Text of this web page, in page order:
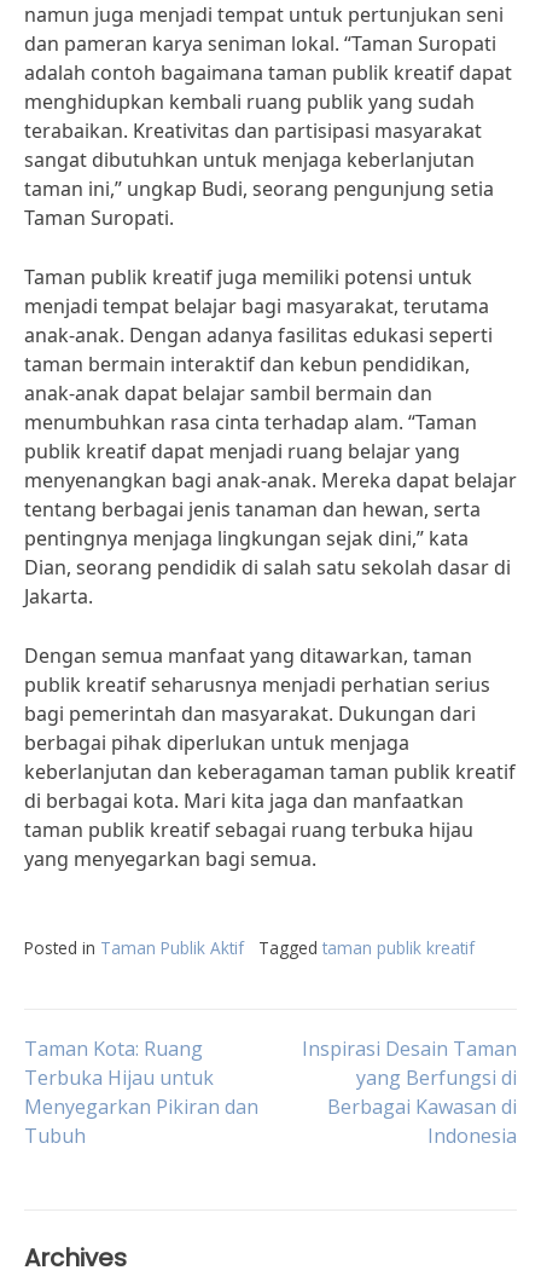
namun juga menjadi tempat untuk pertunjukan seni
dan pameran karya seniman lokal. “Taman Suropati
adalah contoh bagaimana taman publik kreatif dapat
menghidupkan kembali ruang publik yang sudah
terabaikan. Kreativitas dan partisipasi masyarakat
sangat dibutuhkan untuk menjaga keberlanjutan
taman ini,” ungkap Budi, seorang pengunjung setia
Taman Suropati.
Taman publik kreatif juga memiliki potensi untuk
menjadi tempat belajar bagi masyarakat, terutama
anak-anak. Dengan adanya fasilitas edukasi seperti
taman bermain interaktif dan kebun pendidikan,
anak-anak dapat belajar sambil bermain dan
menumbuhkan rasa cinta terhadap alam. “Taman
publik kreatif dapat menjadi ruang belajar yang
menyenangkan bagi anak-anak. Mereka dapat belajar
tentang berbagai jenis tanaman dan hewan, serta
pentingnya menjaga lingkungan sejak dini,” kata
Dian, seorang pendidik di salah satu sekolah dasar di
Jakarta.
Dengan semua manfaat yang ditawarkan, taman
publik kreatif seharusnya menjadi perhatian serius
bagi pemerintah dan masyarakat. Dukungan dari
berbagai pihak diperlukan untuk menjaga
keberlanjutan dan keberagaman taman publik kreatif
di berbagai kota. Mari kita jaga dan manfaatkan
taman publik kreatif sebagai ruang terbuka hijau
yang menyegarkan bagi semua.
Posted in Taman Publik Aktif Tagged taman publik kreatif
Post
navigation
Taman Kota: Ruang
Terbuka Hijau untuk
Menyegarkan Pikiran dan
Tubuh
Inspirasi Desain Taman
yang Berfungsi di
Berbagai Kawasan di
Indonesia
Archives